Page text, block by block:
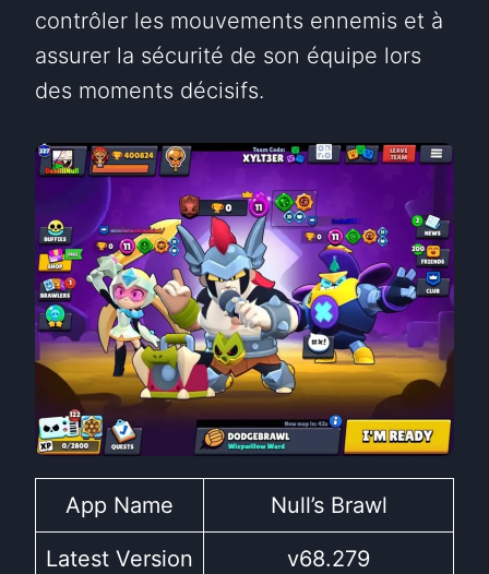
contrôler les mouvements ennemis et à
assurer la sécurité de son équipe lors
des moments décisifs.
App Name Null’s Brawl
Latest Version v68.279